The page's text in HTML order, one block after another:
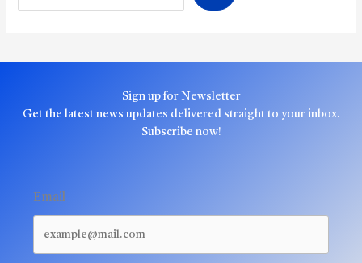
Sign up for Newsletter
Get the latest news updates delivered straight to your inbox.
Subscribe now!
Email